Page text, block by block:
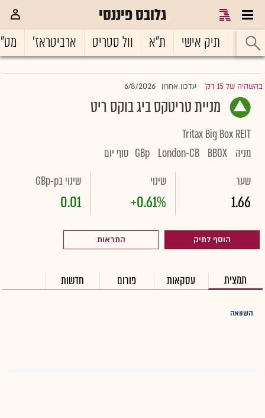
גלובס פיננסי
ראשי תיק אישי ת"א וול סטריט ארביטראז'
בהשהיה של 15 דק' |עדכון אחרון 6/8/2026
מניית טריטקס ביג בוקס ריט
Tritax Big Box REIT
מניה BBOX
London-CB
GBp סוף יום
שער
1.66
שינוי
+0.61%
שינוי בGBp-p
0.01
הוסף לתיק התראות
תמצית עסקאות פורום חדשות
השוואה